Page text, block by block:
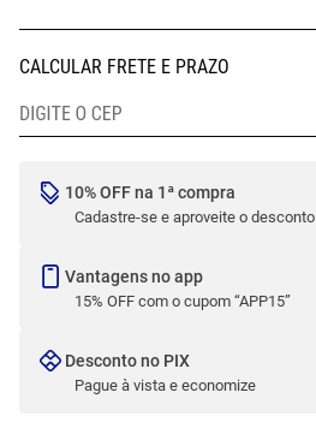
10% OFF na 1ª compra
Cadastre-se e aproveite o desconto
Vantagens no app
15% OFF com o cupom “APP15”
Desconto no PIX
Pague à vista e economize